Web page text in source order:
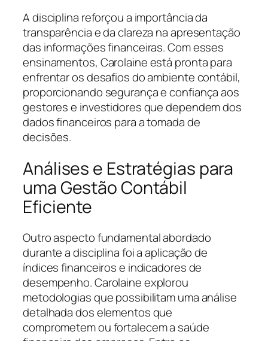
A disciplina reforçou a importância da
transparência e da clareza na apresentação
das informações financeiras. Com esses
ensinamentos, Carolaine está pronta para
enfrentar os desafios do ambiente contábil,
proporcionando segurança e confiança aos
gestores e investidores que dependem dos
dados financeiros para a tomada de
decisões.
Análises e Estratégias para
uma Gestão Contábil
Eficiente
Outro aspecto fundamental abordado
durante a disciplina foi a aplicação de
índices financeiros e indicadores de
desempenho. Carolaine explorou
metodologias que possibilitam uma análise
detalhada dos elementos que
comprometem ou fortalecem a saúde